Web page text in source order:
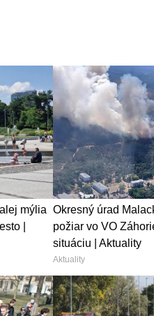
mýlia
|
Okresný úrad
požiar vo VO
situáciu | Aktuality
Aktuality